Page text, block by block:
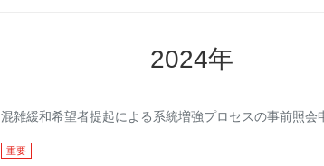
2024年
混雑緩和希望者提起による系統増強プロセスの事前照会
重要